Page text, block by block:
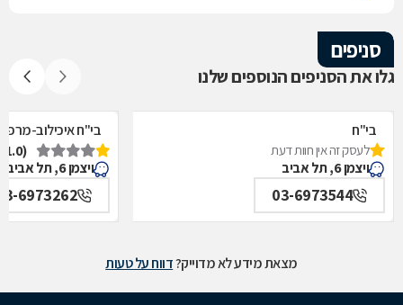
סניפים
גלו את הסניפים הנוספים שלנו
בי"ח
איכילוב-אף,אוזן,גרון,ניתוחי-ראש,צוואר,פה,לסתות-מערך,
תל אביב
לעסק זה אין חוות דעת
ויצמן 6, תל אביב
03-6973544
בי"ח איכילוב-
תל אביב
(1.0)
ויצמן 6, תל אביב
6973262
מצאת מידע לא מדוייק?דווח על טעות